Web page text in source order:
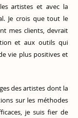
artistes et avec la
Je crois que tout le
mes clients, devrait
et aux outils qui
vie plus positives et
des artistes dont la
sur les méthodes
je suis fier de